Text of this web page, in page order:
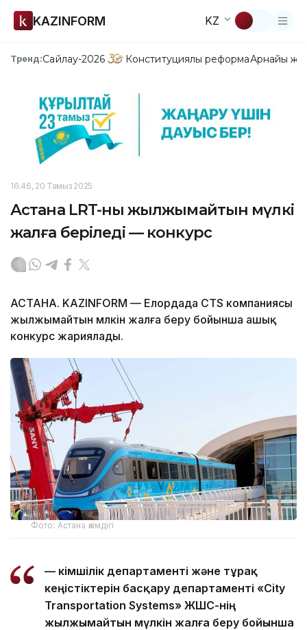
KAZINFORM KZ
Тренд:Сайлау-2026 Конституциялық реформаАрнайы
16:46, 20 Тамыз 2025
Астана LRT-ның жылжымайтын мүлкі
жалға беріледі — конкурс
АСТАНА. KAZINFORM — Елордада CTS компаниясы
жылжымайтын мүлкін жалға беру бойынша ашық
конкурс жариялады.
Фото: Астана әкімдігі
— Әкімшілік департаменті және тұрақ
кеңістіктерін басқару департаменті «City
Transportation Systems» ЖШС-нің
жылжымайтын мүлкін жалға беру бойынша